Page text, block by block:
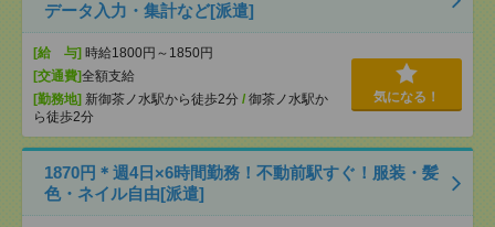
データ入力・集計など[派遣]
[給 与] 時給1800円～1850円
[交通費]全額支給
[勤務地] 新御茶ノ水駅から徒歩2分 / 御茶ノ水駅か
ら徒歩2分
気になる！
1870円＊週4日×6時間勤務！不動前駅すぐ！服装・髪
色・ネイル自由[派遣]